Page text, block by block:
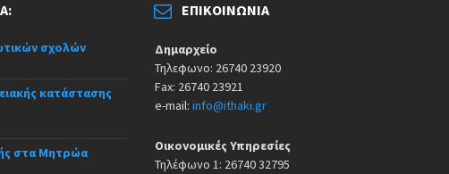
σχολών
κατάστασης
στα Μητρώα
ΕΠΙΚΟΙΝΩΝΊΑ
Δημαρχείο
Τηλεφωνο: 26740 23920
Fax: 26740 23921
e-mail:info@ithaki.gr
Οικονομικές Υπηρεσίες
Τηλέφωνο 1: 26740 32795